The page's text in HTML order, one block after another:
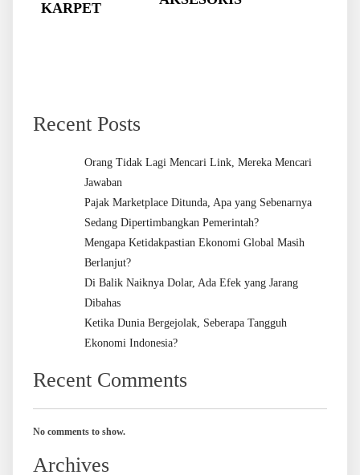
KARPET
Recent Posts
Orang Tidak Lagi Mencari Link, Mereka Mencari
Jawaban
Pajak Marketplace Ditunda, Apa yang Sebenarnya
Sedang Dipertimbangkan Pemerintah?
Mengapa Ketidakpastian Ekonomi Global Masih
Berlanjut?
Di Balik Naiknya Dolar, Ada Efek yang Jarang
Dibahas
Ketika Dunia Bergejolak, Seberapa Tangguh
Ekonomi Indonesia?
Recent Comments
No comments to show.
Archives